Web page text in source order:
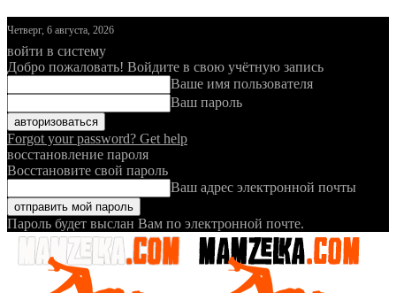
Четверг, 6 августа, 2026
войти в систему
Добро пожаловать! Войдите в свою учётную запись
Ваше имя пользователя
Ваш пароль
Forgot your password? Get help
восстановление пароля
Восстановите свой пароль
Ваш адрес электронной почты
Пароль будет выслан Вам по электронной почте.